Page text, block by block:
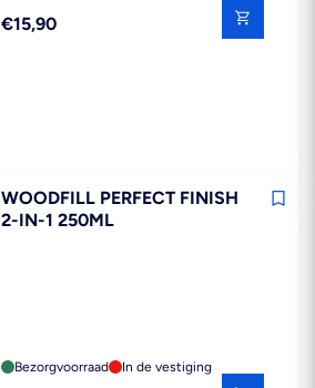
Reguliere
€15,90
WOODFILL PERFECT FINISH
2-IN-1 250ML
Bezorgvoorraad In de vestiging